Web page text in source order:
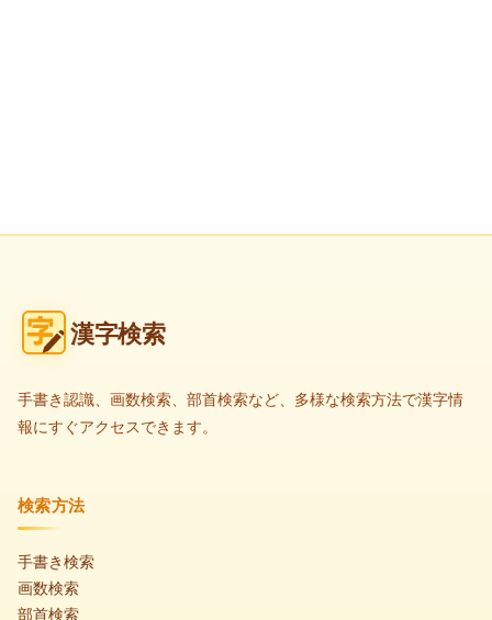
漢字検索
手書き認識、画数検索、部首検索など、多様な検索方法で漢字情
報にすぐアクセスできます。
検索方法
手書き検索
画数検索
部首検索